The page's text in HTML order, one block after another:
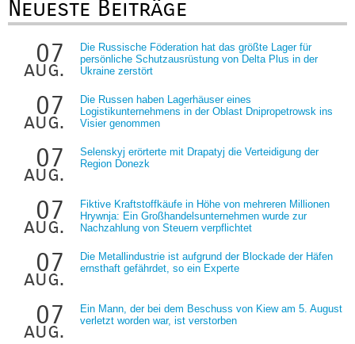
Neueste Beiträge
07
aug.
Die Russische Föderation hat das größte Lager für
persönliche Schutzausrüstung von Delta Plus in der
Ukraine zerstört
07
aug.
Die Russen haben Lagerhäuser eines
Logistikunternehmens in der Oblast Dnipropetrowsk ins
Visier genommen
07
aug.
Selenskyj erörterte mit Drapatyj die Verteidigung der
Region Donezk
07
aug.
Fiktive Kraftstoffkäufe in Höhe von mehreren Millionen
Hrywnja: Ein Großhandelsunternehmen wurde zur
Nachzahlung von Steuern verpflichtet
07
aug.
Die Metallindustrie ist aufgrund der Blockade der Häfen
ernsthaft gefährdet, so ein Experte
07
aug.
Ein Mann, der bei dem Beschuss von Kiew am 5. August
verletzt worden war, ist verstorben